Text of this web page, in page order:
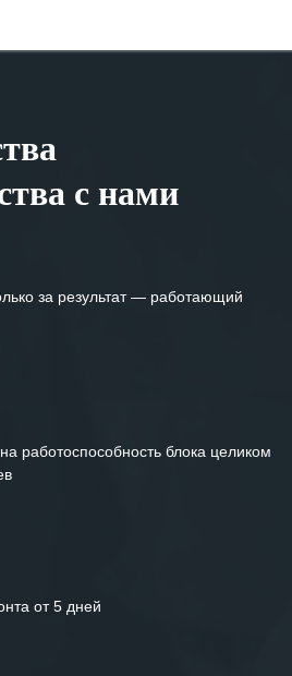
с нами
за результат — работающий
работоспособность блока целиком
от 5 дней